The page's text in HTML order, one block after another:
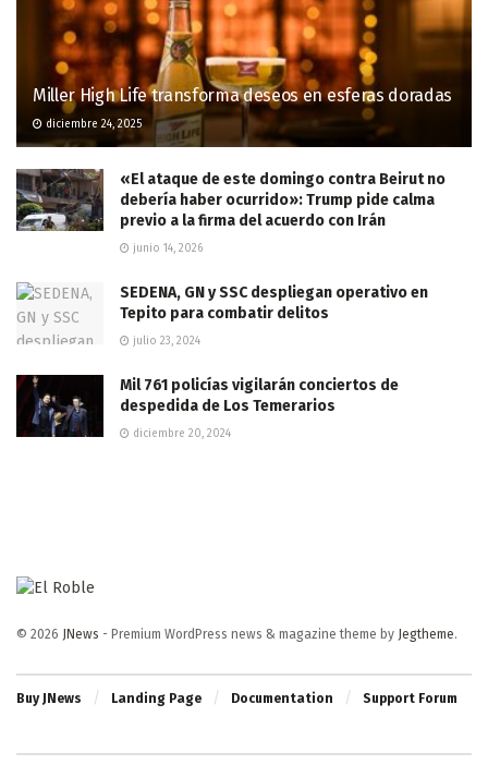
Miller High Life transforma deseos en esferas doradas
diciembre 24, 2025
«El ataque de este domingo contra Beirut no
debería haber ocurrido»: Trump pide calma
previo a la firma del acuerdo con Irán
junio 14, 2026
SEDENA, GN y SSC despliegan operativo en
Tepito para combatir delitos
julio 23, 2024
Mil 761 policías vigilarán conciertos de
despedida de Los Temerarios
diciembre 20, 2024
© 2026 JNews - Premium WordPress news & magazine theme by Jegtheme.
Buy JNews Landing Page Documentation Support Forum